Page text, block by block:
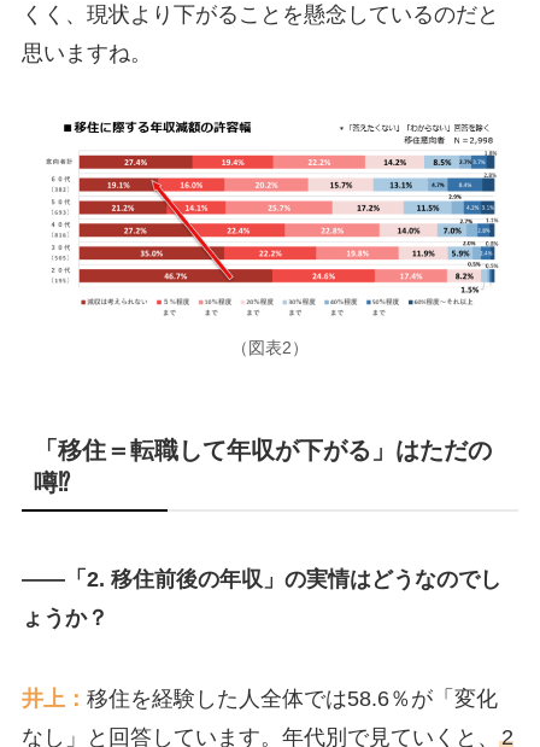
くく、現状より下がることを懸念しているのだと
思いますね。
（図表2）
「移住＝転職して年収が下がる」はただの
噂⁉
――「2. 移住前後の年収」の実情はどうなのでし
ょうか？
井上： 移住を経験した人全体では58.6％が「変化
なし」と回答しています。年代別で見ていくと、 2